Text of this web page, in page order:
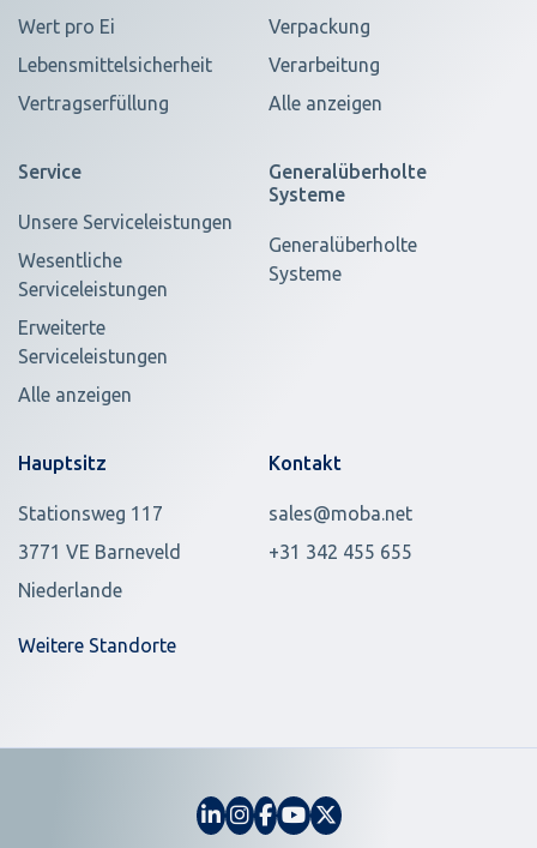
Wert pro Ei
Lebensmittelsicherheit
Vertragserfüllung
Verpackung
Verarbeitung
Alle anzeigen
Service
Unsere Serviceleistungen
Wesentliche
Serviceleistungen
Erweiterte
Serviceleistungen
Alle anzeigen
Generalüberholte
Systeme
Generalüberholte
Systeme
Hauptsitz
Stationsweg 117
3771 VE Barneveld
Niederlande
Weitere Standorte
Kontakt
sales@moba.net
+31 342 455 655